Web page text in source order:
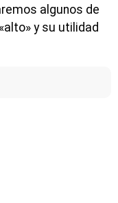
algunos de
y su utilidad